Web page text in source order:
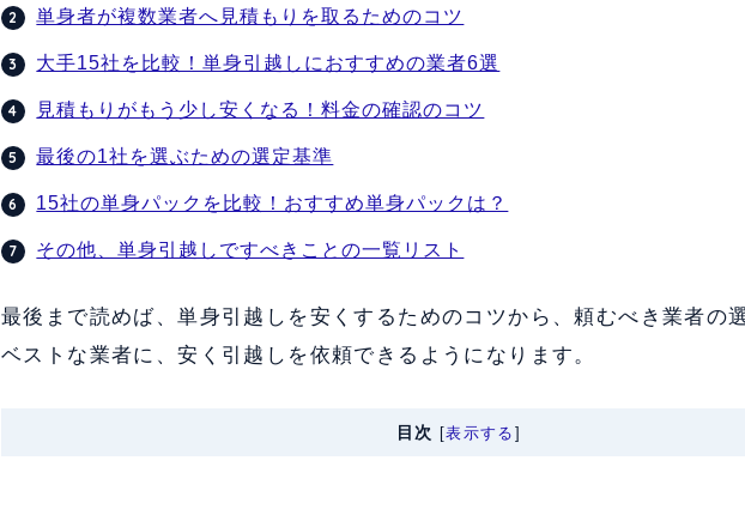
単身者が複数業者へ見積もりを取るためのコツ
大手15社を比較！単身引越しにおすすめの業者6選
見積もりがもう少し安くなる！料金の確認のコツ
最後の1社を選ぶための選定基準
15社の単身パックを比較！おすすめ単身パックは？
その他、単身引越しですべきことの一覧リスト
最後まで読めば、単身引越しを安くするためのコツから、頼むべき業者の
ベストな業者に、安く引越しを依頼できるようになります。
目次 [表示する